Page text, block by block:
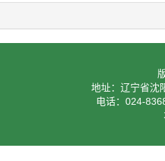
地址：辽宁省沈
电话：024-